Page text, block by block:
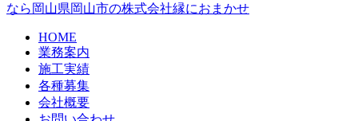
なら岡山県岡山市の株式会社縁におまかせ
HOME
業務案内
施工実績
各種募集
会社概要